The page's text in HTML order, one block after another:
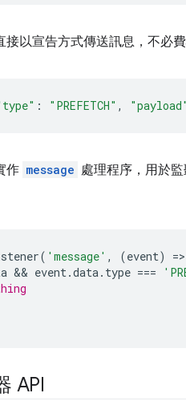
接以宣告方式傳送訊息，不必
: "PREFETCH" , "payload"
作 message 處理程序，用於
( 'message' , (event) =>
&& event.data. type ===
API